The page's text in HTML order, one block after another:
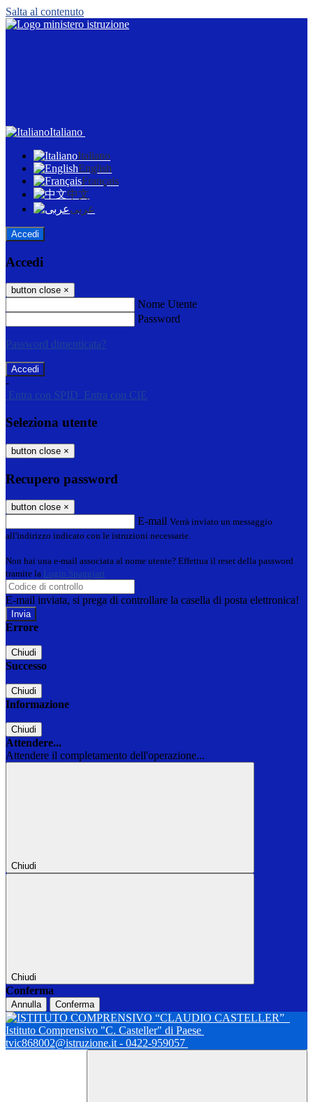
Salta al contenuto
Italiano
Italiano
English
Français
中文
عربى
Accedi
Accedi
button close ×
Nome Utente
Password
Password dimenticata?
-
Entra con SPID
Entra con CIE
Seleziona utente
button close ×
Recupero password
button close ×
E-mail Verrà inviato un messaggio
all'indirizzo indicato con le istruzioni necessarie.
Non hai una e-mail associata al nome utente? Effettua il reset della password
tramite la Login Spaggiari
E-mail inviata, si prega di controllare la casella di posta elettronica!
Errore
Chiudi
Successo
Chiudi
Informazione
Chiudi
Attendere...
Attendere il completamento dell'operazione...
Chiudi
Chiudi
Conferma
Annulla Conferma
Istituto Comprensivo "C. Casteller" di Paese
tvic868002@istruzione.it - 0422-959057